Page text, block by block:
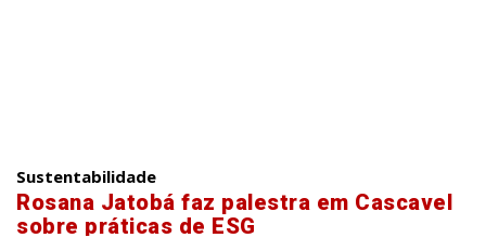
Sustentabilidade
Rosana Jatobá faz palestra em Cascavel
sobre práticas de ESG